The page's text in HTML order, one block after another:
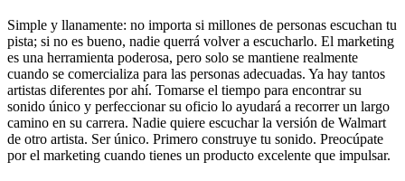
Simple y llanamente: no importa si millones de personas escuchan tu
pista; si no es bueno, nadie querrá volver a escucharlo. El marketing
es una herramienta poderosa, pero solo se mantiene realmente
cuando se comercializa para las personas adecuadas. Ya hay tantos
artistas diferentes por ahí. Tomarse el tiempo para encontrar su
sonido único y perfeccionar su oficio lo ayudará a recorrer un largo
camino en su carrera. Nadie quiere escuchar la versión de Walmart
de otro artista. Ser único. Primero construye tu sonido. Preocúpate
por el marketing cuando tienes un producto excelente que impulsar.